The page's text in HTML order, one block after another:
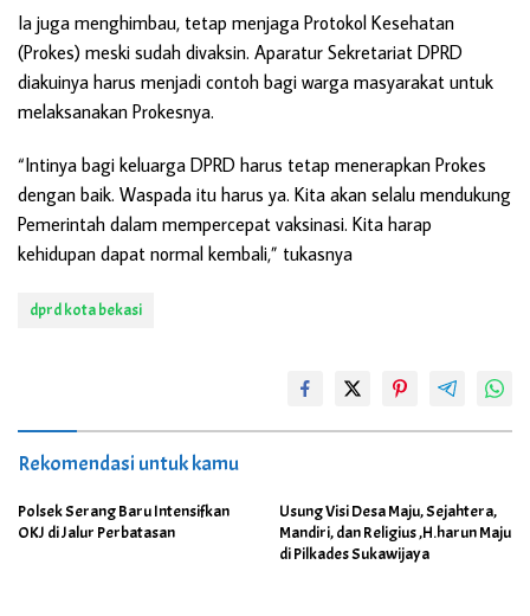
Ia juga menghimbau, tetap menjaga Protokol Kesehatan
(Prokes) meski sudah divaksin. Aparatur Sekretariat DPRD
diakuinya harus menjadi contoh bagi warga masyarakat untuk
melaksanakan Prokesnya.
“Intinya bagi keluarga DPRD harus tetap menerapkan Prokes
dengan baik. Waspada itu harus ya. Kita akan selalu mendukung
Pemerintah dalam mempercepat vaksinasi. Kita harap
kehidupan dapat normal kembali,” tukasnya
dprd kota bekasi
Rekomendasi untuk kamu
Polsek Serang Baru Intensifkan
OKJ di Jalur Perbatasan
Usung Visi Desa Maju, Sejahtera,
Mandiri, dan Religius ,H.harun Maju
di Pilkades Sukawijaya